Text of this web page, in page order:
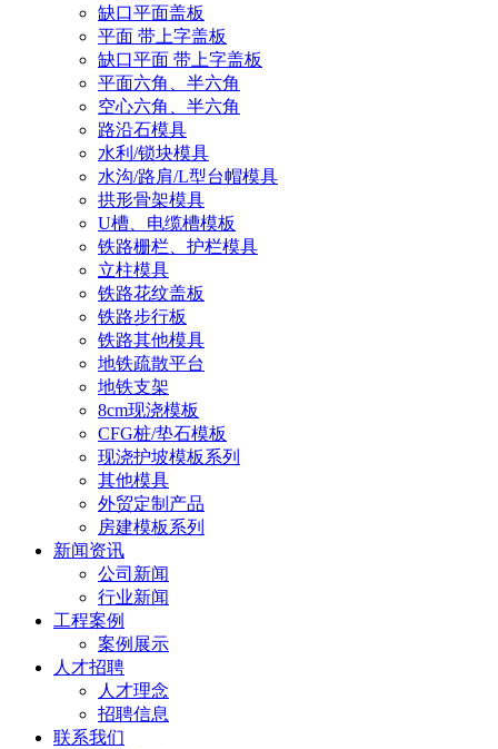
缺口平面盖板
平面 带上字盖板
缺口平面 带上字盖板
平面六角、半六角
空心六角、半六角
路沿石模具
水利/锁块模具
水沟/路肩/L型台帽模具
拱形骨架模具
U槽、电缆槽模板
铁路栅栏、护栏模具
立柱模具
铁路花纹盖板
铁路步行板
铁路其他模具
地铁疏散平台
地铁支架
8cm现浇模板
CFG桩/垫石模板
现浇护坡模板系列
其他模具
外贸定制产品
房建模板系列
新闻资讯
公司新闻
行业新闻
工程案例
案例展示
人才招聘
人才理念
招聘信息
联系我们